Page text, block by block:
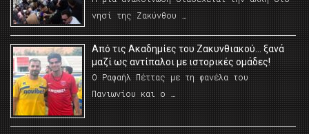
νησί της Ζακύνθου …
Από τις Ακαδημίες του Ζακυνθιακού… ξανά
μαζί ως αντίπαλοι με ιστορικές ομάδες!
Ο Ραφαήλ Πέττας με τη φανέλα του
Πανιωνίου και ο …